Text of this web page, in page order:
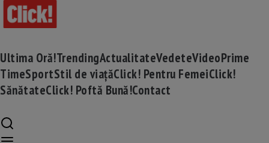
Ultima Oră!TrendingActualitateVedeteVideoPrime
TimeSportStil de viațăClick! Pentru FemeiClick!
SănătateClick! Poftă Bună!Contact